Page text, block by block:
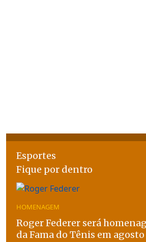
Esportes
Fique por dentro
HOMENAGEM
Roger Federer será
da Fama do Tênis em agosto